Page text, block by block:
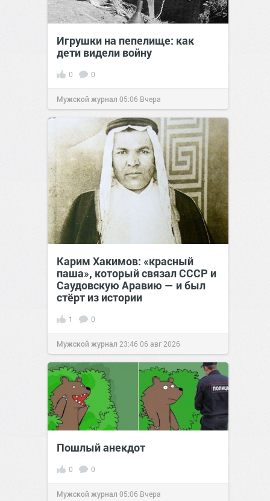
Игрушки на пепелище: как
дети видели войну
0 0
Мужской журнал 05:06 Вчера
Карим Хакимов: «красный
паша», который связал СССР и
Саудовскую Аравию — и был
стёрт из истории
1 0
Мужской журнал 23:4606 авг 2026
Пошлый анекдот
0 0
Мужской журнал 05:06 Вчера